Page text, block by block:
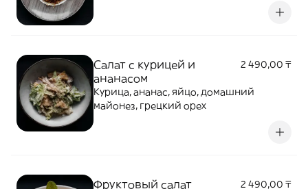
Салат с курицей и
ананасом
2 490,00 ₸
Курица, ананас, яйцо, домашний
майонез, грецкий орех
Фруктовый салат
2 490,00 ₸